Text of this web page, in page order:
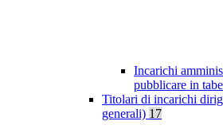
Incarichi
pubblicare in
Titolari di incarichi
generali) 17